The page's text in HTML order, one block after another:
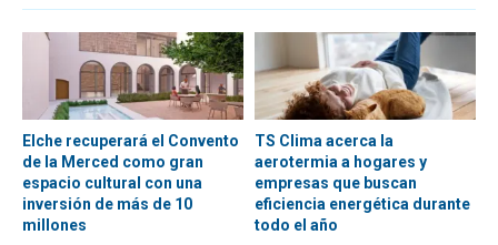
Elche recuperará el Convento
de la Merced como gran
espacio cultural con una
inversión de más de 10
millones
TS Clima acerca la
aerotermia a hogares y
empresas que buscan
eficiencia energética durante
todo el año